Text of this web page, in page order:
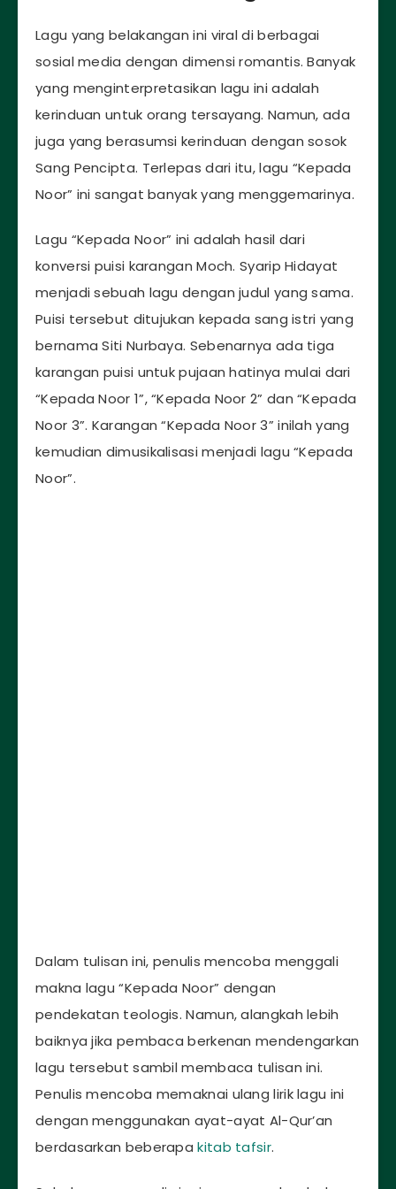
Lagu yang belakangan ini viral di berbagai
sosial media dengan dimensi romantis. Banyak
yang menginterpretasikan lagu ini adalah
kerinduan untuk orang tersayang. Namun, ada
juga yang berasumsi kerinduan dengan sosok
Sang Pencipta. Terlepas dari itu, lagu “Kepada
Noor” ini sangat banyak yang menggemarinya.
Lagu “Kepada Noor” ini adalah hasil dari
konversi puisi karangan Moch. Syarip Hidayat
menjadi sebuah lagu dengan judul yang sama.
Puisi tersebut ditujukan kepada sang istri yang
bernama Siti Nurbaya. Sebenarnya ada tiga
karangan puisi untuk pujaan hatinya mulai dari
“Kepada Noor 1”, “Kepada Noor 2” dan “Kepada
Noor 3”. Karangan “Kepada Noor 3” inilah yang
kemudian dimusikalisasi menjadi lagu “Kepada
Noor”.
Dalam tulisan ini, penulis mencoba menggali
makna lagu “Kepada Noor” dengan
pendekatan teologis. Namun, alangkah lebih
baiknya jika pembaca berkenan mendengarkan
lagu tersebut sambil membaca tulisan ini.
Penulis mencoba memaknai ulang lirik lagu ini
dengan menggunakan ayat-ayat Al-Qur’an
berdasarkan beberapakitab tafsir.